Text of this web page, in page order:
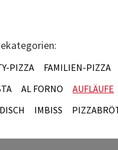
PIZZA FAMILIEN-PIZZA
AL FORNO AUFLÄUFE
IMBISS